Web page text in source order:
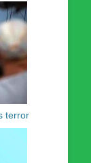
terror